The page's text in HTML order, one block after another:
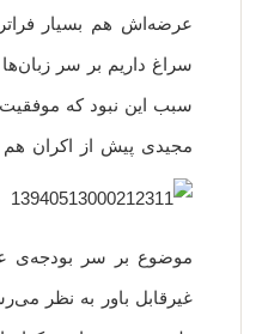
عرضه‌اش هم بسیار
سراغ داریم بر سر زبان‌ها
سبب این نبود که
مجیدی پیش از اکران هم
موضوع بر سر بودجه‌ی
غیرقابل باور به نظر